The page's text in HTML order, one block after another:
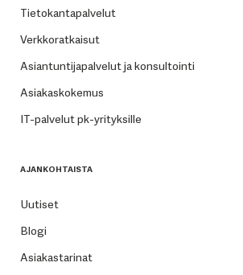
Tietokantapalvelut
Verkkoratkaisut
Asiantuntijapalvelut ja konsultointi
Asiakaskokemus
IT-palvelut pk-yrityksille
AJANKOHTAISTA
Uutiset
Blogi
Asiakastarinat